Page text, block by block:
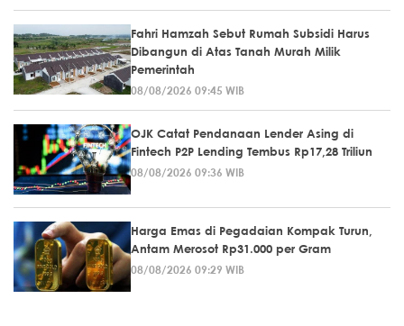
Fahri Hamzah Sebut Rumah Subsidi Harus
Dibangun di Atas Tanah Murah Milik
Pemerintah
08/08/2026 09:45 WIB
OJK Catat Pendanaan Lender Asing di
Fintech P2P Lending Tembus Rp17,28 Triliun
08/08/2026 09:36 WIB
Harga Emas di Pegadaian Kompak Turun,
Antam Merosot Rp31.000 per Gram
08/08/2026 09:29 WIB